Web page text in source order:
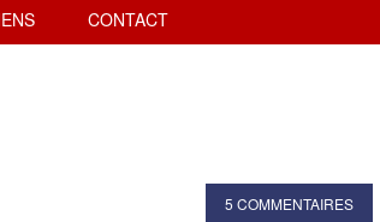
CONTACT
5 COMMENTAIRES